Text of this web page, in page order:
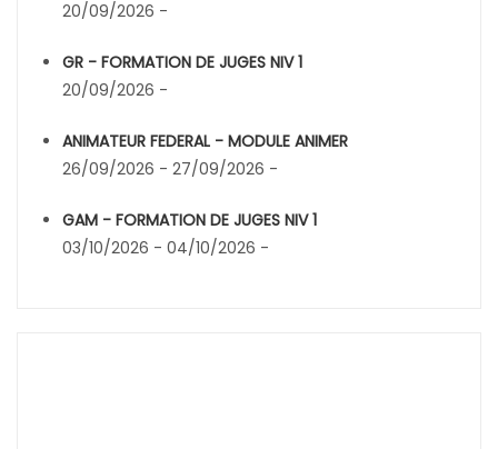
20/09/2026 -
GR - FORMATION DE JUGES NIV 1
20/09/2026 -
ANIMATEUR FEDERAL - MODULE ANIMER
26/09/2026 - 27/09/2026 -
GAM - FORMATION DE JUGES NIV 1
03/10/2026 - 04/10/2026 -